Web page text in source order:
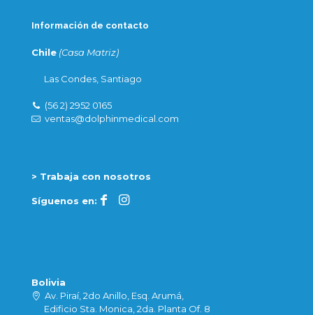
Información de contacto
Chile (Casa Matriz)
Las Condes, Santiago
(56 2) 2952 0165
ventas@dolphinmedical.com
> Trabaja con nosotros
Síguenos en:
Bolivia
Av. Piraí, 2do Anillo, Esq. Arumá,
Edificio Sta. Monica, 2da. Planta Of. 8